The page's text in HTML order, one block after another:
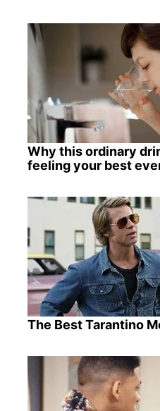
Why this ordinary
feeling your best
The Best Tarantino